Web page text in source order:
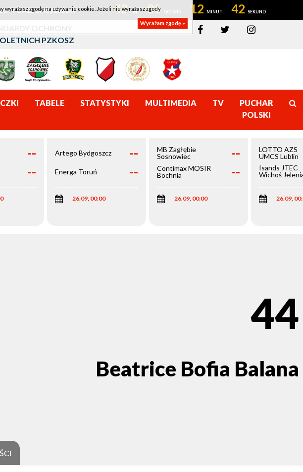
AZS UMCS LUBLIN 43 01 12 42
OCHRONY
PZKOSZ
TABELE STATYSTYKI MULTIMEDIA TV
PUCHAR
POLSKI
--
--
Artego Bydgoszcz --
Energa Toruń --
26.09, 00:00
MB Zagłębie
Sosnowiec
--
Contimax MOSIR
Bochnia
--
26.09, 00:00
LOTTO AZS
UMCS Lublin
Isands JTEC
Wichoś
26.09,
44
Beatrice Bofia Balana
zgodę na używanie cookie. Jeżeli nie wyrażasz zgody
Wyrażam zgodę »